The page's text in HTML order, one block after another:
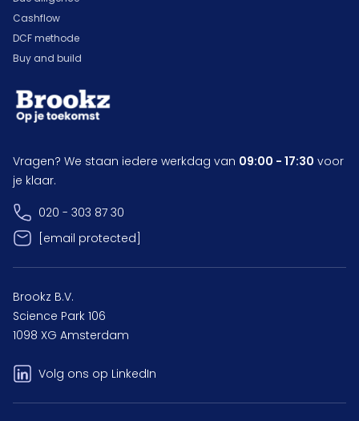
Cashflow
DCF methode
Buy and build
Vragen? We staan iedere werkdag van 09:00 - 17:30 voor
je klaar.
020 - 303 87 30
[email protected]
Brookz B.V.
Science Park 106
1098 XG Amsterdam
Volg ons op LinkedIn